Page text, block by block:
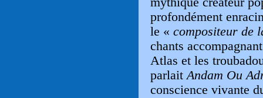
profondément
le « compositeur de
chants
Atlas et les
parlaitAndam Ou
conscience vivante